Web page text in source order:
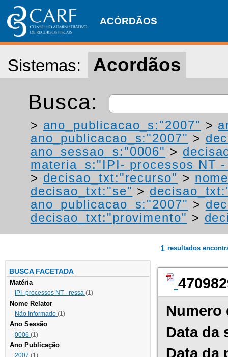
ACÓRDÃOS
Sistemas: Acordãos
Busca:
> ano_publicacao_s:"2007" >
ano_publicacao_s:"2007" >
ano_sessao_s:"0006" >
materia_s:"IPI- processos NT
> decisao_txt:"recurso" >
decisao_txt:"se" >
ano_publicacao_s:"2007" >
decisao_txt:"provimento" >
BUSCA FACETADA
Matéria
IPI- processos NT - ressa (1)
Nome Relator
Não Informado (1)
Ano Sessão
0006 (1)
Ano Publicação
2007 (1)
1 resultados
Numero
Data da
Data da